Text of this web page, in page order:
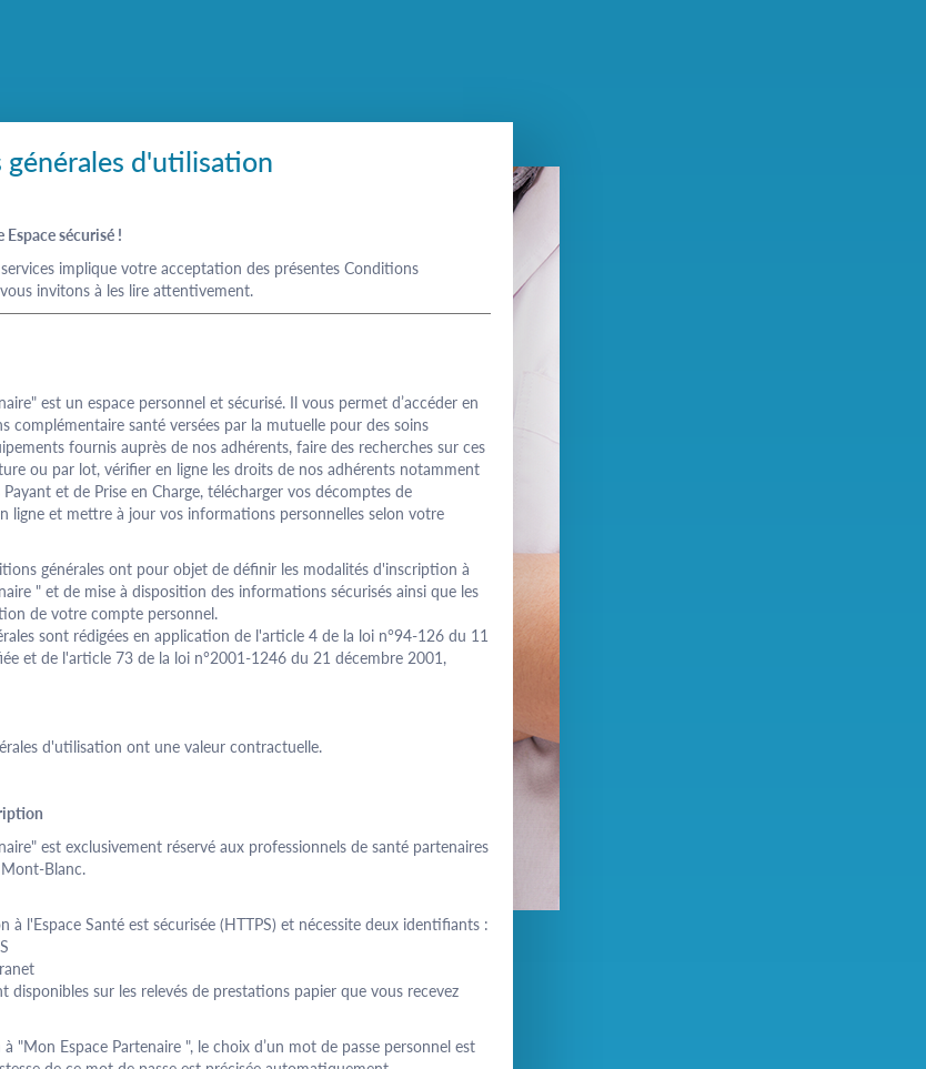
d'utilisation
sécurisé !
implique votre acceptation des présentes Conditions
invitons à les lire attentivement.
" est un espace personnel et sécurisé. Il vous permet d’accéder en
complémentaire santé versées par la mutuelle pour des soins
fournis auprès de nos adhérents, faire des recherches sur ces
ou par lot, vérifier en ligne les droits de nos adhérents notamment
et de Prise en Charge, télécharger vos décomptes de
ligne et mettre à jour vos informations personnelles selon votre
générales ont pour objet de définir les modalités d'inscription à
" et de mise à disposition des informations sécurisés ainsi que les
de votre compte personnel.
sont rédigées en application de l'article 4 de la loi n°94-126 du 11
et de l'article 73 de la loi n°2001-1246 du 21 décembre 2001,
d'utilisation ont une valeur contractuelle.
est exclusivement réservé aux professionnels de santé partenaires
Mont-Blanc.
à l'Espace Santé est sécurisée (HTTPS) et nécessite deux identifiants :
disponibles sur les relevés de prestations papier que vous recevez
à "Mon Espace Partenaire ", le choix d’un mot de passe personnel est